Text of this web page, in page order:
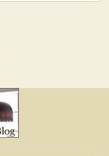
めそうです。
、ヴィンテージのフィギュア
ます。